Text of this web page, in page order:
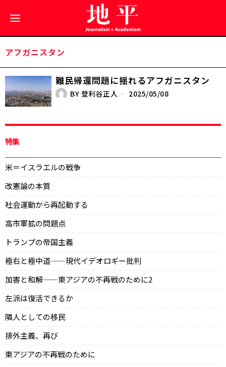
アフガニスタン
難民帰還問題に揺れるアフガニスタン
BY 登利谷正人 2025/05/08
特集
米＝イスラエルの戦争
改憲論の本質
社会運動から再起動する
高市軍拡の問題点
トランプの帝国主義
極右と極中道——現代イデオロギー批判
加害と和解——東アジアの不再戦のために2
左派は復活できるか
隣人としての移民
排外主義、再び
東アジアの不再戦のために